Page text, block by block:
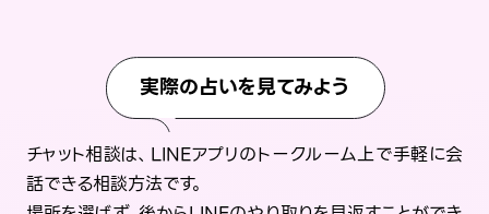
実際の占いを見てみよう
チャット相談は、LINEアプリのトークルーム上で手軽に会
話できる相談方法です。